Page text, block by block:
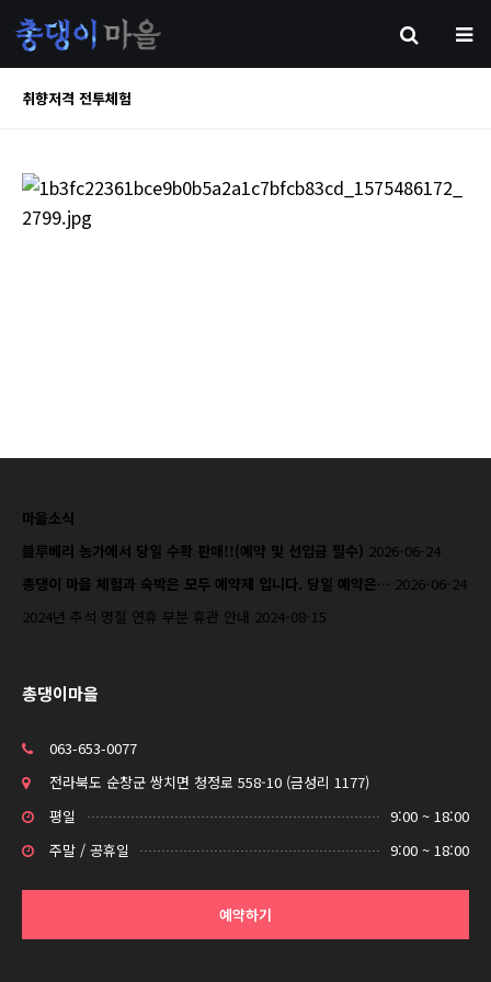
취향저격 전투체험
본문
마을소식
블루베리 농가에서 당일 수확 판매!!(예약 및 선입금 필수) 2026-06-24
총댕이 마을 체험과 숙박은 모두 예약제 입니다. 당일 예약은… 2026-06-24
2024년 추석 명절 연휴 부분 휴관 안내 2024-08-15
총댕이마을
063-653-0077
전라북도 순창군 쌍치면 청정로 558-10 (금성리 1177)
평일
9:00 ~ 18:00
주말 / 공휴일
9:00 ~ 18:00
예약하기